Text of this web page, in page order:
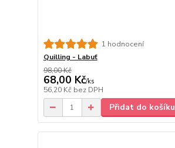
1 hodnocení
Quilling - Labuť
98,00 Kč
68,00 Kč/ks
56,20 Kč bez DPH
Přidat do košíku